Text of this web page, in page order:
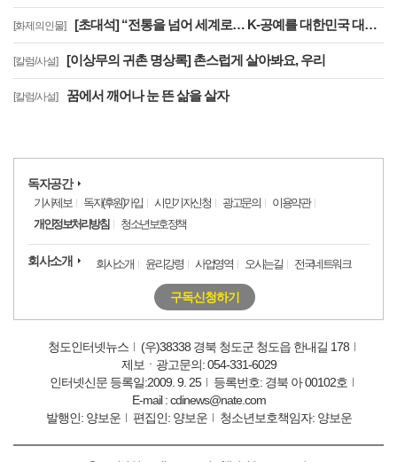
[화제의인물] [초대석] “전통을 넘어 세계로… K-공예를 대한민국 대표 문화브랜드로 키우겠습니다”
[칼럼/사설] [이상무의 귀촌 명상록] 촌스럽게 살아봐요, 우리
[칼럼/사설] 꿈에서 깨어나 눈 뜬 삶을 살자
독자공간
기사제보 독자(후원)가입 시민기자신청 광고문의
이용약관
개인정보처리방침
청소년보호정책
회사소개 회사소개 윤리강령 사업영역 오시는길 전국네트워크
구독신청하기
청도인터넷뉴스
(우)38338 경북 청도군 청도읍 한내길 178
제보ㆍ광고문의: 054-331-6029
인터넷신문 등록일:2009. 9. 25
등록번호: 경북 아 00102호
E-mail : cdinews@nate.com
발행인: 양보운
편집인: 양보운 청소년보호책임자: 양보운